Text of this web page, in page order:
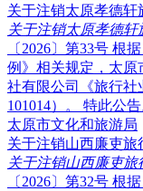
关于注销太原孝德
关于注销太原孝德
〔2026〕第33号 根
例》相关规定，太原
社有限公司《旅行
101014）。 特此公
太原市文化和旅游局
关于注销山西廉吏
关于注销山西廉吏
〔2026〕第32号 根